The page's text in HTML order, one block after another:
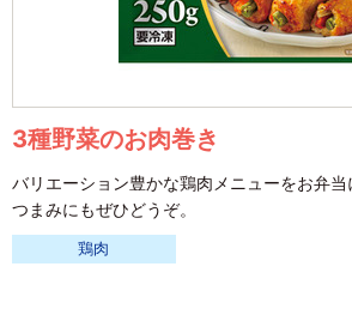
3種野菜のお肉巻き
バリエーション豊かな鶏肉メニューをお弁
つまみにもぜひどうぞ。
鶏肉